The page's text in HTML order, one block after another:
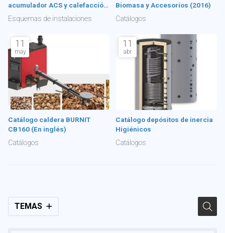
TEMAS
acumulador ACS y calefacción
radiadores
Esquemas de instalaciones
Biomasa y Accesorios (2016)
Catálogos
11
may
Catálogo caldera BURNIT
CB160 (En inglés)
Catálogos
11
abr
Catálogo depósitos de inercia
Higiénicos
Catálogos